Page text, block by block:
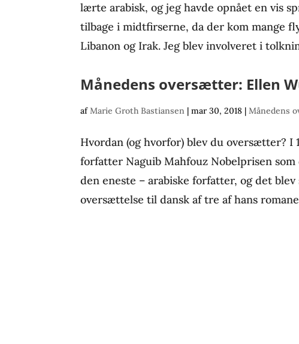
lærte arabisk, og jeg havde opnået en vis
tilbage i midtfirserne, da der kom mange
Libanon og Irak. Jeg blev involveret i
Månedens oversætter: Ellen
afMarie Groth Bastiansen |mar 30, 2018 |Månedens
Hvordan (og hvorfor) blev du oversætter? I
forfatter Naguib Mahfouz Nobelprisen
den eneste – arabiske forfatter, og det
oversættelse til dansk af tre af hans